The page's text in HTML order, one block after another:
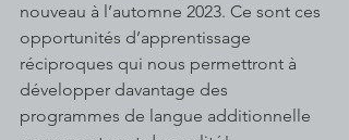
nouveau à l’automne 2023. Ce sont ces
opportunités d’apprentissage
réciproques qui nous permettront à
développer davantage des
programmes de langue additionnelle